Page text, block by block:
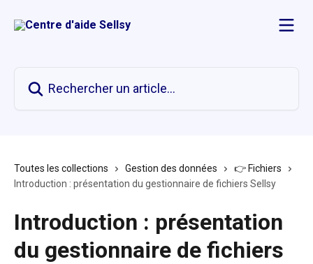
Toutes les collections Gestion des données
👉 Fichiers
Introduction : présentation du gestionnaire de fichiers Sellsy
Introduction : présentation
du gestionnaire de fichiers